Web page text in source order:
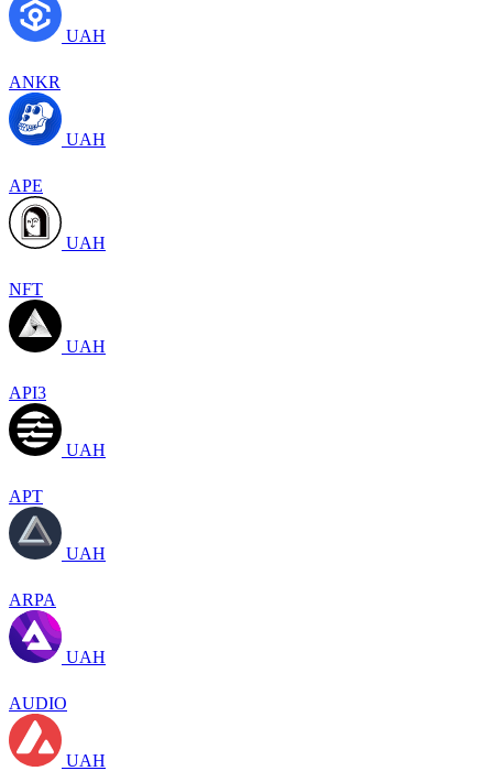
UAH
ANKR
UAH
APE
UAH
NFT
UAH
API3
UAH
APT
UAH
ARPA
UAH
AUDIO
UAH